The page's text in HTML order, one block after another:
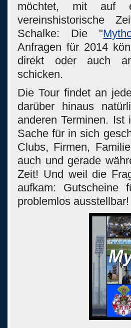
möchtet, mit auf
vereinshistorische
Schalke: Die "
Anfragen für 2014
direkt oder auch
schicken.
Die Tour findet an
darüber hinaus
anderen Terminen. Ist
Sache für in sich
Clubs, Firmen,
auch und gerade
Zeit! Und weil die
aufkam: Gutscheine
problemlos ausstellbar!